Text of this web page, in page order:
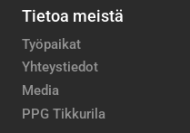
Tietoa meistä
Työpaikat
Yhteystiedot
Media
PPG Tikkurila